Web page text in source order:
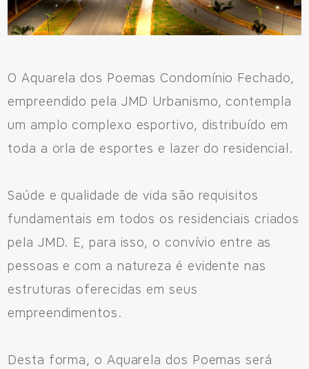
556692085083
O Aquarela dos Poemas Condomínio Fechado,
empreendido pela JMD Urbanismo, contempla
um amplo complexo esportivo, distribuído em
toda a orla de esportes e lazer do residencial.
Saúde e qualidade de vida são requisitos
fundamentais em todos os residenciais criados
pela JMD. E, para isso, o convívio entre as
pessoas e com a natureza é evidente nas
estruturas oferecidas em seus
empreendimentos.
Desta forma, o Aquarela dos Poemas será